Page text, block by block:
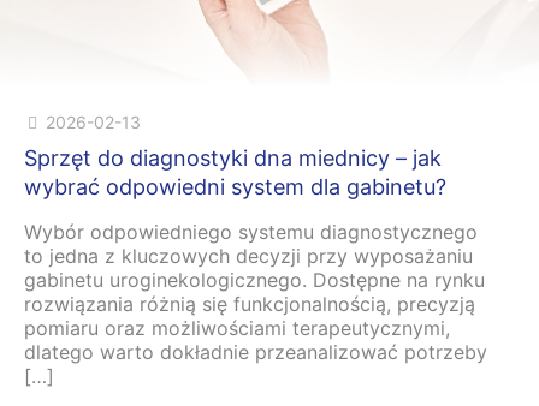
2026-02-13
Sprzęt do diagnostyki dna miednicy – jak
wybrać odpowiedni system dla gabinetu?
Wybór odpowiedniego systemu diagnostycznego
to jedna z kluczowych decyzji przy wyposażaniu
gabinetu uroginekologicznego. Dostępne na rynku
rozwiązania różnią się funkcjonalnością, precyzją
pomiaru oraz możliwościami terapeutycznymi,
dlatego warto dokładnie przeanalizować potrzeby
[…]